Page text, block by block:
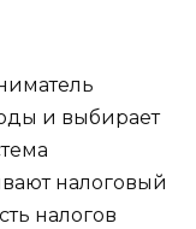
и выбирает
налоговый
налогов